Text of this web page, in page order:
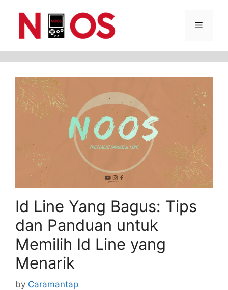
Menu
Id Line Yang Bagus: Tips
dan Panduan untuk
Memilih Id Line yang
Menarik
by Caramantap